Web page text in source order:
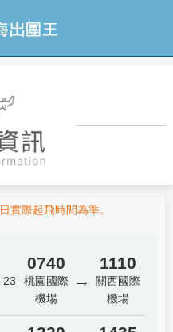
實際起飛時間為準。
23
0740
桃園國際
機場
→
1110
關西國際
機場